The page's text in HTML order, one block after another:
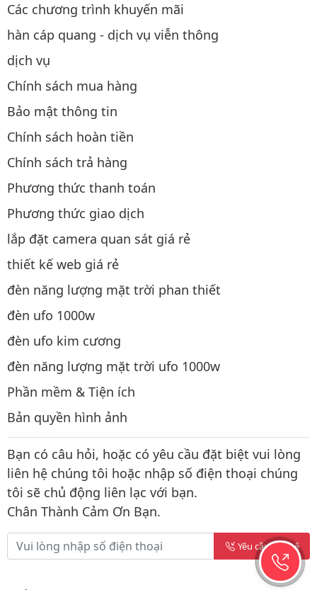
Các chương trình khuyến mãi
hàn cáp quang - dịch vụ viễn thông
dịch vụ
Chính sách mua hàng
Bảo mật thông tin
Chính sách hoàn tiền
Chính sách trả hàng
Phương thức thanh toán
Phương thức giao dịch
lắp đặt camera quan sát giá rẻ
thiết kế web giá rẻ
đèn năng lượng mặt trời phan thiết
đèn ufo 1000w
đèn ufo kim cương
đèn năng lượng mặt trời ufo 1000w
Phần mềm & Tiện ích
Bản quyền hình ảnh
Bạn có câu hỏi, hoặc có yêu cầu đặt biệt vui lòng
liên hệ chúng tôi hoặc nhập số điện thoại chúng
tôi sẽ chủ động liên lạc với bạn.
Chân Thành Cảm Ơn Bạn.
Yêu cầu liên hệ